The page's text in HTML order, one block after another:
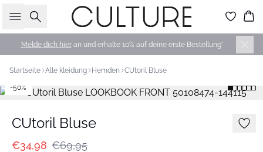
Suche
Melde dich hieran und erhalte 10% auf deine erste Bestellung*
Startseite Alle kleidung Hemden CUtoril Bluse
-50%
CUtoril Bluse
€34,98 €69,95